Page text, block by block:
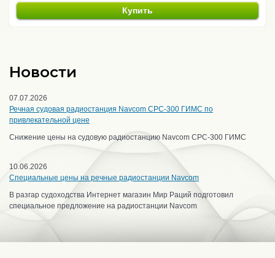
Купить
Новости
07.07.2026
Речная судовая радиостанция Navcom CPC-300 ГИМС по
привлекательной цене
Снижение цены на судовую радиостанцию Navcom CPC-300 ГИМС
10.06.2026
Специальные цены на речные радиостанции Navcom
В разгар судоходства Интернет магазин Мир Раций подготовил
специальное предложение на радиостанции Navcom